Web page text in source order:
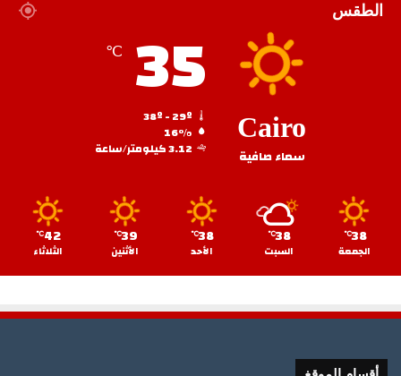
الطقس
Cairo
سماء صافية
35
℃
16%
3.12 كيلومتر/ساعة
38
℃
الجمعة
38
℃
السبت
38
℃
الأحد
39
℃
الأثنين
42
℃
الثلاثاء